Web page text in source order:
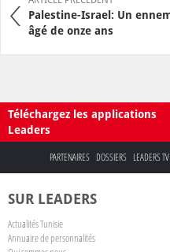
Palestine-Israel: Un
âgé de onze ans
Téléchargez les applications
Leaders
PARTENAIRES DOSSIERS LEADERS TV
SUR LEADERS
Actualités Tunisie
Annuaire de personnalités